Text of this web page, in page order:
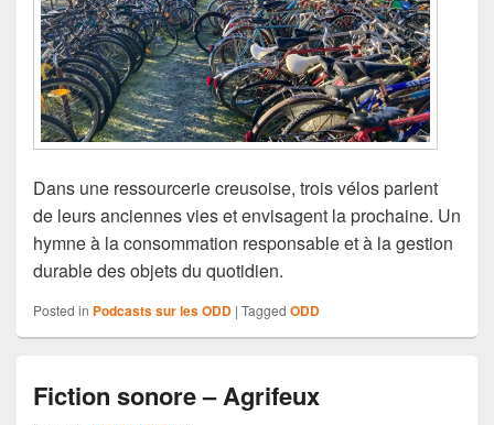
Dans une ressourcerie creusoise, trois vélos parlent
de leurs anciennes vies et envisagent la prochaine. Un
hymne à la consommation responsable et à la gestion
durable des objets du quotidien.
Posted in Podcasts sur les ODD | Tagged ODD
Fiction sonore – Agrifeux